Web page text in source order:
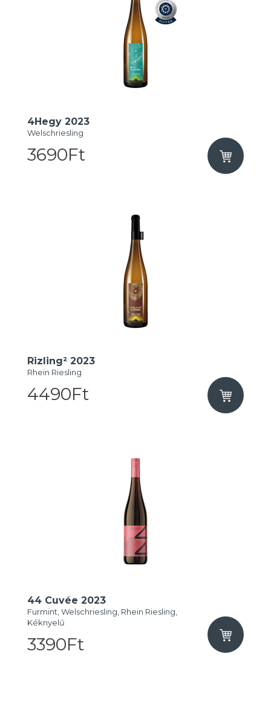
4Hegy 2023
Welschriesling
3690Ft
Rizling² 2023
Rhein Riesling
4490Ft
44 Cuvée 2023
Furmint, Welschriesling, Rhein Riesling,
Kéknyelű
3390Ft